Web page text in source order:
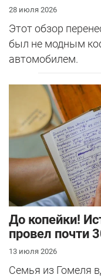
28 июля 2026
Этот обзор
был не модным
автомобилем.
До копейки!
провел почти
13 июля 2026
Семья из Гомеля